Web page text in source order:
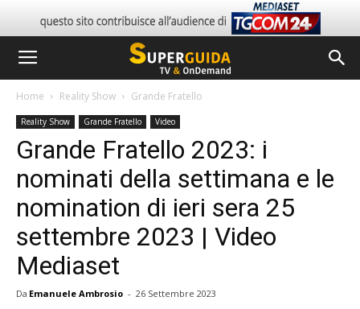
Home Reality Show Grande Fratello
Reality Show Grande Fratello Video
Grande Fratello 2023: i
nominati della settimana e le
nomination di ieri sera 25
settembre 2023 | Video
Mediaset
Da Emanuele Ambrosio - 26 Settembre 2023